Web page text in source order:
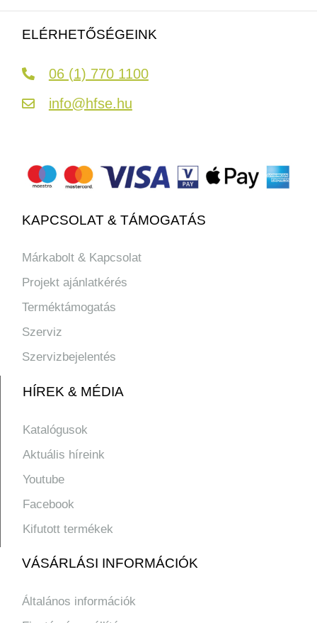
ELÉRHETŐSÉGEINK
06 (1) 770 1100
info@hfse.hu
KAPCSOLAT & TÁMOGATÁS
Márkabolt & Kapcsolat
Projekt ajánlatkérés
Terméktámogatás
Szerviz
Szervizbejelentés
HÍREK & MÉDIA
Katalógusok
Aktuális híreink
Youtube
Facebook
Kifutott termékek
VÁSÁRLÁSI INFORMÁCIÓK
Általános információk